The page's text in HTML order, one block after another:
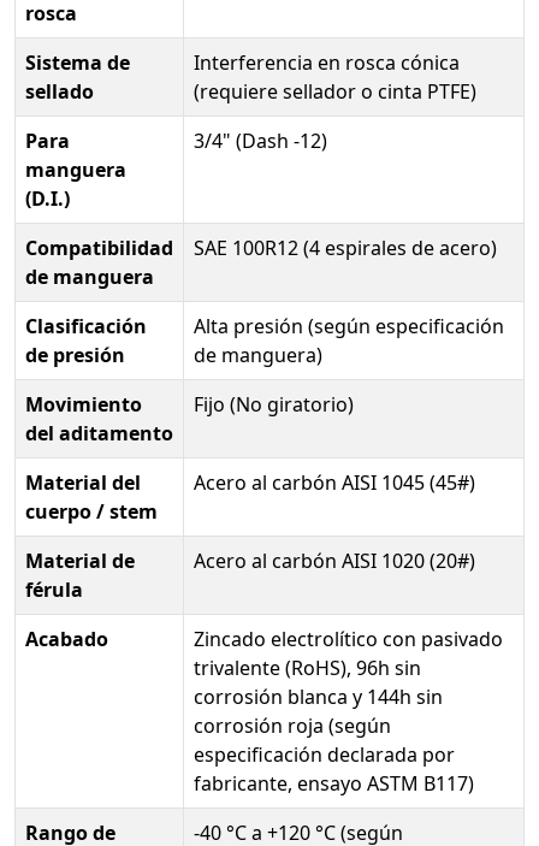
rosca
Sistema de
sellado
Interferencia en rosca cónica
(requiere sellador o cinta PTFE)
Para
manguera
(D.I.)
3/4" (Dash -12)
Compatibilidad
de manguera
SAE 100R12 (4 espirales de acero)
Clasificación
de presión
Alta presión (según especificación
de manguera)
Movimiento
del aditamento
Fijo (No giratorio)
Material del
cuerpo / stem
Acero al carbón AISI 1045 (45#)
Material de
férula
Acero al carbón AISI 1020 (20#)
Acabado
Zincado electrolítico con pasivado
trivalente (RoHS), 96h sin
corrosión blanca y 144h sin
corrosión roja (según
especificación declarada por
fabricante, ensayo ASTM B117)
Rango de
-40 °C a +120 °C (según